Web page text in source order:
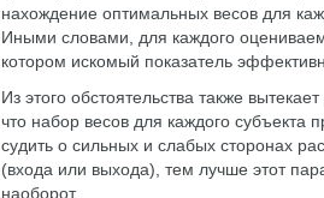
нахождение оптимальных весов для
Иными словами, для каждого
котором искомый показатель
Из этого обстоятельства также
что набор весов для каждого субъекта
судить о сильных и слабых сторонах
(входа или выхода), тем лучше этот
наоборот.